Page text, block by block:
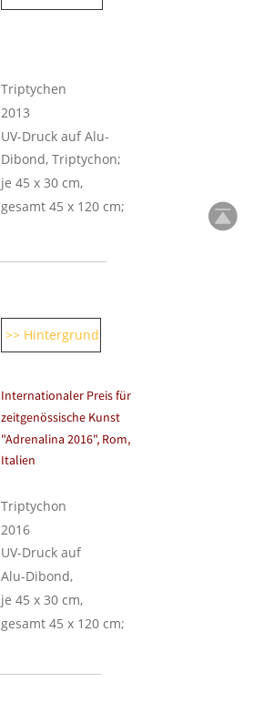
Triptychen
2013
UV-Druck auf Alu-
Dibond, Triptychon;
je 45 x 30 cm,
gesamt 45 x 120 cm;
>> Hintergrund
Internationaler Preis für
zeitgenössische Kunst
"Adrenalina 2016", Rom,
Italien
Triptychon
2016
UV-Druck auf
Alu-Dibond,
je 45 x 30 cm,
gesamt 45 x 120 cm;